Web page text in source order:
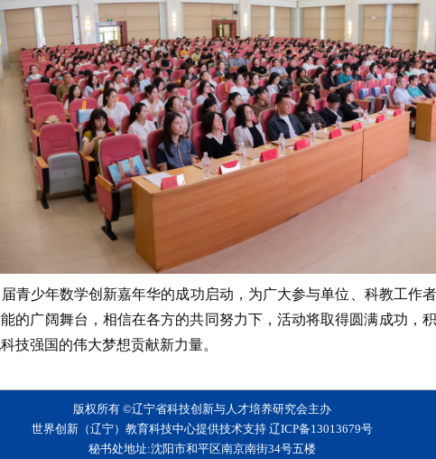
少年数学创新嘉年华的成功启动，为广大参与单位、科教工作
的广阔舞台，相信在各方的共同努力下，活动将取得圆满成功，
技强国的伟大梦想贡献新力量。
版权所有 ©辽宁省科技创新与人才培养研究会主办
世界创新（辽宁）教育科技中心提供技术支持 辽ICP备13013679号
秘书处地址:沈阳市和平区南京南街34号五楼